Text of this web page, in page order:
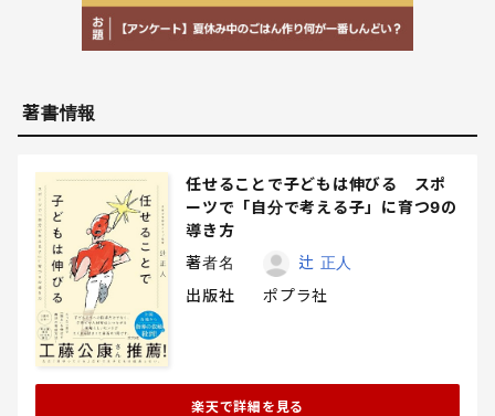
著書情報
任せることで子どもは伸びる スポ
ーツで「自分で考える子」に育つ9の
導き方
著者名
辻 正人
出版社
ポプラ社
楽天で詳細を見る